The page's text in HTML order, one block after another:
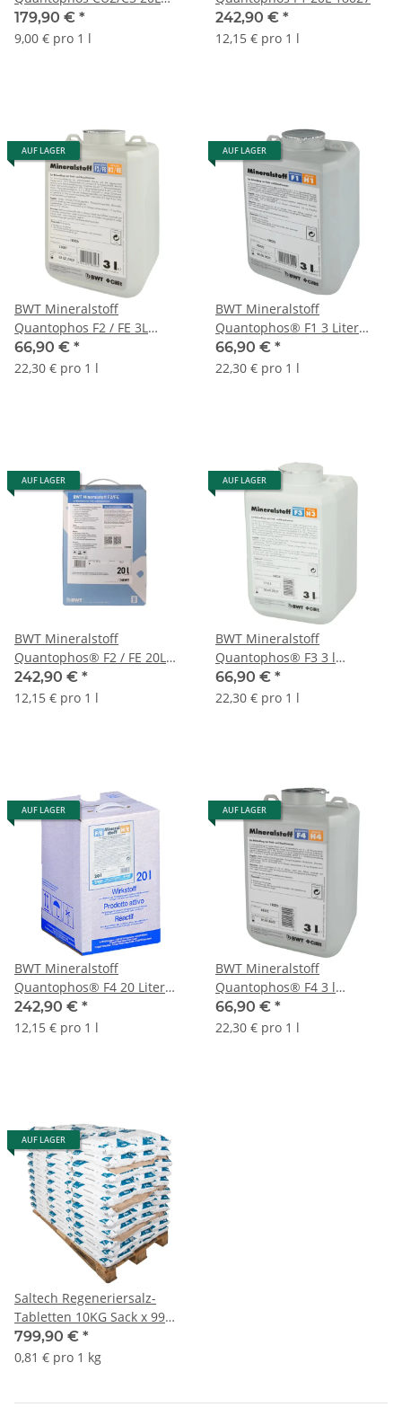
18032
179,90 € *
9,00 € pro 1 l
242,90 € *
12,15 € pro 1 l
AUF LAGER
BWT Mineralstoff
Quantophos F2 / FE 3L
18026E
66,90 € *
22,30 € pro 1 l
AUF LAGER
BWT Mineralstoff
Quantophos® F1 3 Liter
Kanister 18022E
66,90 € *
22,30 € pro 1 l
AUF LAGER
BWT Mineralstoff
Quantophos® F2 / FE 20L
18031
242,90 € *
12,15 € pro 1 l
AUF LAGER
BWT Mineralstoff
Quantophos® F3 3 l
Kanister 18024E
66,90 € *
22,30 € pro 1 l
AUF LAGER
BWT Mineralstoff
Quantophos® F4 20 Liter
18030
242,90 € *
12,15 € pro 1 l
AUF LAGER
BWT Mineralstoff
Quantophos® F4 3 l
Kanister 18025E
66,90 € *
22,30 € pro 1 l
AUF LAGER
Saltech Regeneriersalz-
Tabletten 10KG Sack x 99
Palette
799,90 € *
0,81 € pro 1 kg